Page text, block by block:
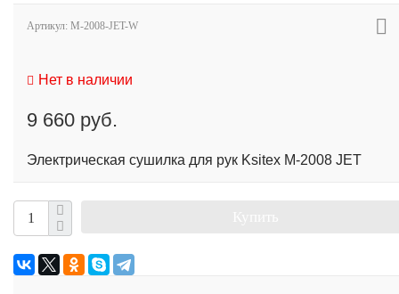
Артикул: M-2008-JET-W
Нет в наличии
9 660 руб.
Электрическая сушилка для рук Ksitex M-2008 JET